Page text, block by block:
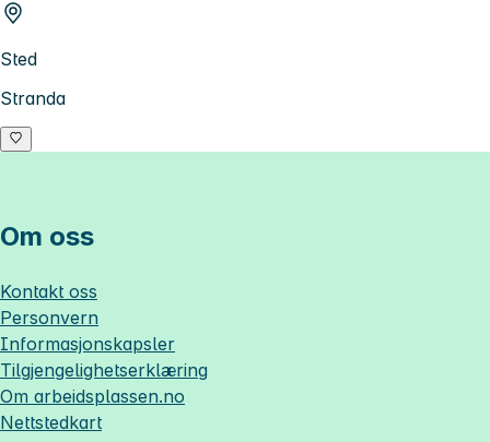
Sted
Stranda
Om oss
Kontakt oss
Personvern
Informasjonskapsler
Tilgjengelighetserklæring
Om arbeidsplassen.no
Nettstedkart